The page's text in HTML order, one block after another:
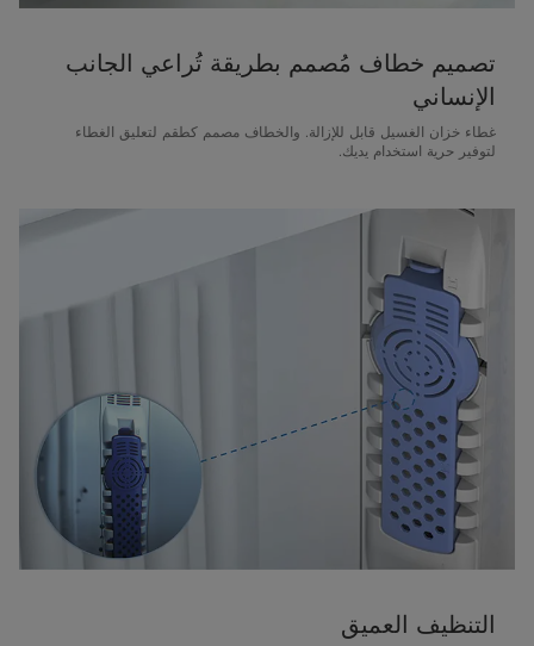
تصميم خطاف مُصمم بطريقة تُراعي الجانب
الإنساني
غطاء خزان الغسيل قابل للإزالة. والخطاف مصمم كطقم لتعليق الغطاء
لتوفير حرية استخدام يديك.
التنظيف العميق